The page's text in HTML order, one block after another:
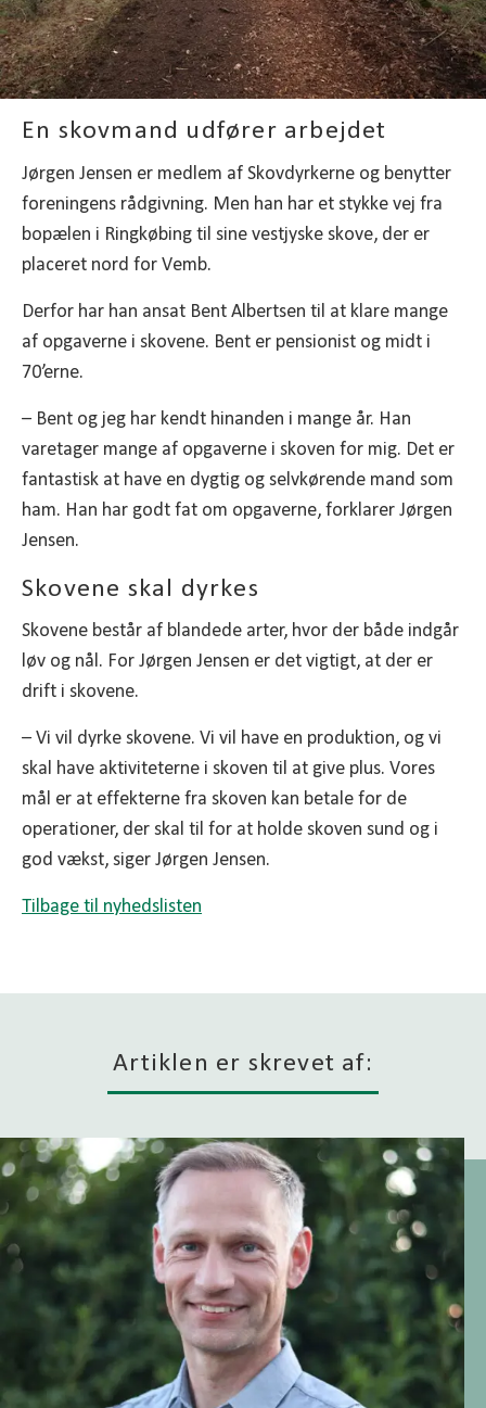
En skovmand udfører arbejdet
Jørgen Jensen er medlem af Skovdyrkerne og benytter
foreningens rådgivning. Men han har et stykke vej fra
bopælen i Ringkøbing til sine vestjyske skove, der er
placeret nord for Vemb.
Derfor har han ansat Bent Albertsen til at klare mange
af opgaverne i skovene. Bent er pensionist og midt i
70’erne.
– Bent og jeg har kendt hinanden i mange år. Han
varetager mange af opgaverne i skoven for mig. Det er
fantastisk at have en dygtig og selvkørende mand som
ham. Han har godt fat om opgaverne, forklarer Jørgen
Jensen.
Skovene skal dyrkes
Skovene består af blandede arter, hvor der både indgår
løv og nål. For Jørgen Jensen er det vigtigt, at der er
drift i skovene.
– Vi vil dyrke skovene. Vi vil have en produktion, og vi
skal have aktiviteterne i skoven til at give plus. Vores
mål er at effekterne fra skoven kan betale for de
operationer, der skal til for at holde skoven sund og i
god vækst, siger Jørgen Jensen.
Tilbage til nyhedslisten
Artiklen er skrevet af: